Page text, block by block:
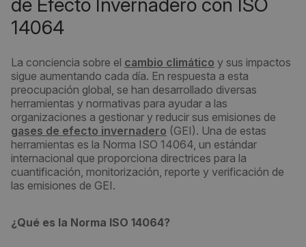
de Efecto Invernadero con ISO
14064
La conciencia sobre el cambio climático y sus impactos
sigue aumentando cada día. En respuesta a esta
preocupación global, se han desarrollado diversas
herramientas y normativas para ayudar a las
organizaciones a gestionar y reducir sus emisiones de
gases de efecto invernadero (GEI). Una de estas
herramientas es la Norma ISO 14064, un estándar
internacional que proporciona directrices para la
cuantificación, monitorización, reporte y verificación de
las emisiones de GEI.
¿Qué es la Norma ISO 14064?